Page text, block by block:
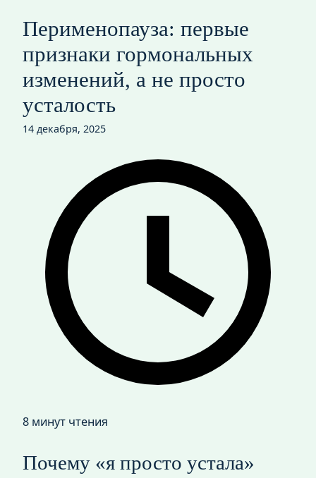
Перименопауза: первые
признаки гормональных
изменений, а не просто
усталость
14 декабря, 2025
8 минут чтения
Почему «я просто устала»